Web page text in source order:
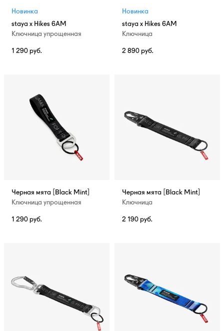
Новинка
staya x Hikes 6AM
Ключница упрощенная
1 290 руб.
Новинка
staya x Hikes 6AM
Ключница
2 890 руб.
Черная мята [Black Mint]
Ключница упрощенная
1 290 руб.
Черная мята [Black Mint]
Ключница
2 190 руб.